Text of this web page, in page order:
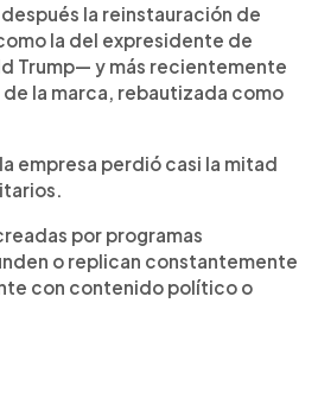
la reinstauración de
la del expresidente de
Trump— y más recientemente
la marca, rebautizada como
empresa perdió casi la mitad
por programas
o replican constantemente
con contenido político o